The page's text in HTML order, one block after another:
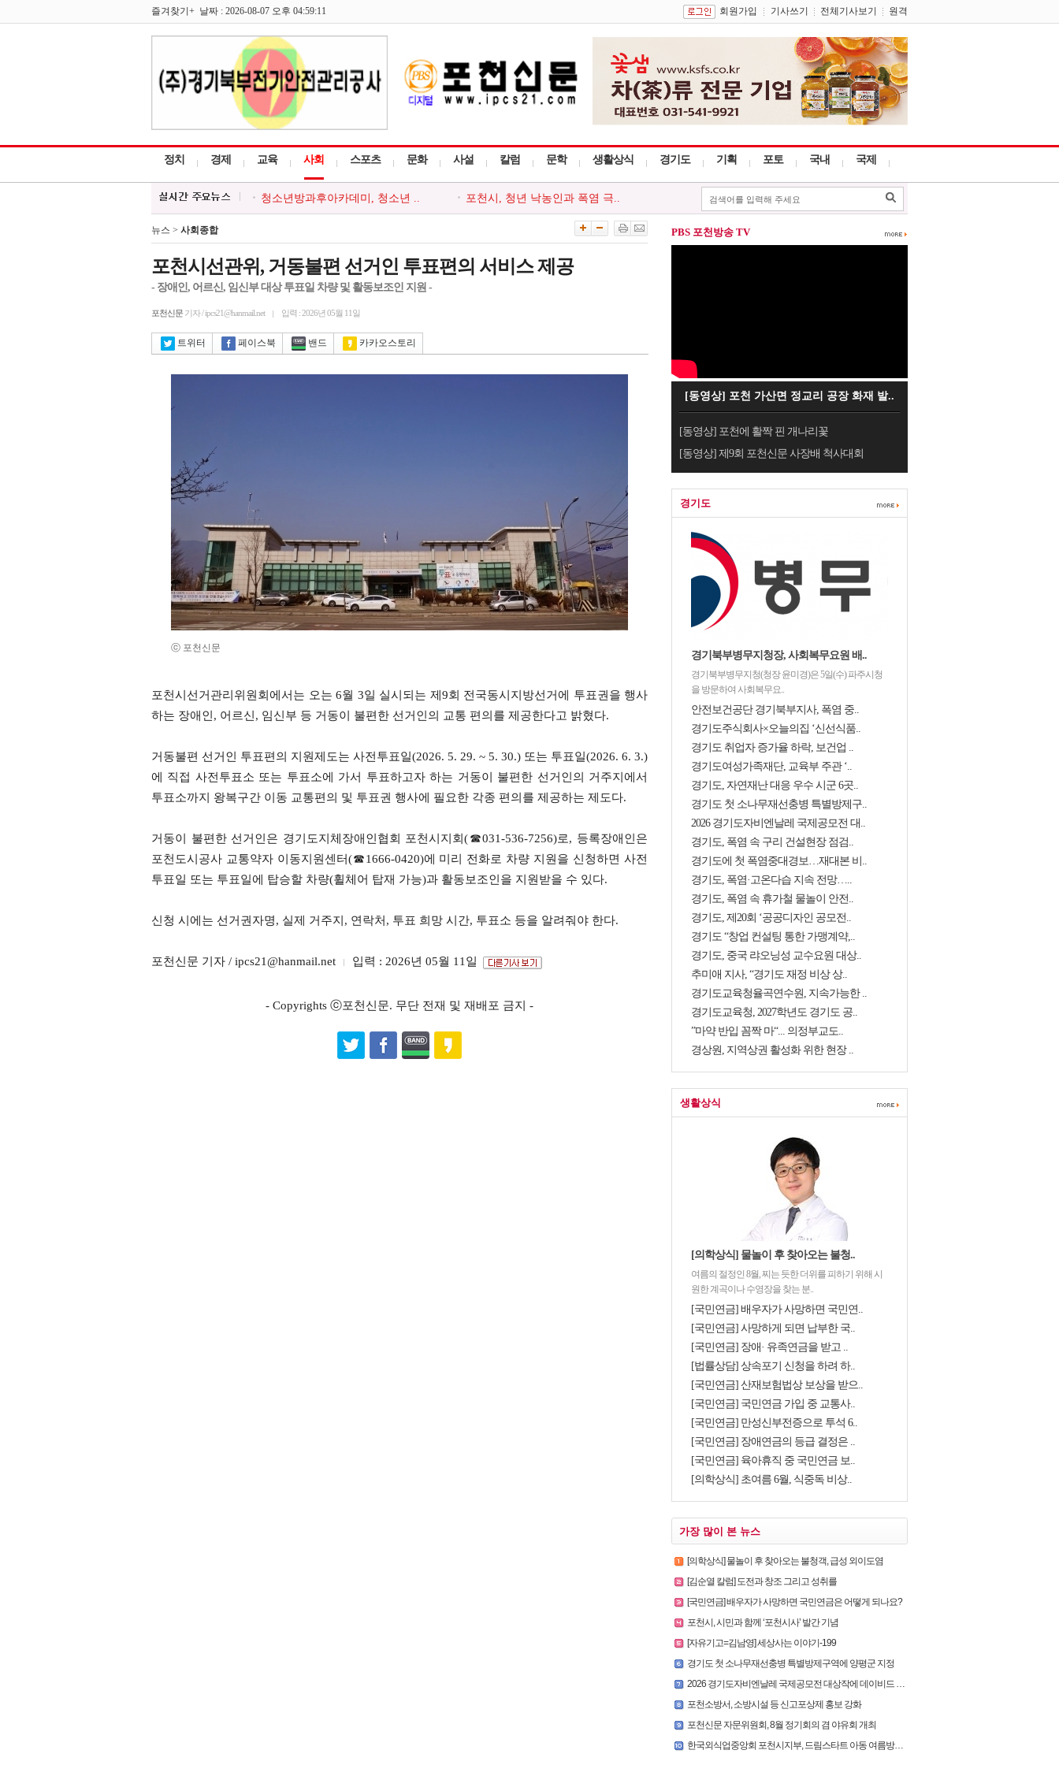
즐겨찾기+ 날짜 : 2026-08-07 오후 04:59:11 회원가입 기사쓰기 전체기사보기 원격
정치 경제 교육 사회 스포츠 문화 사설 칼럼 문학 생활상식 경기도 기획 포토 국내 국제
청소년방과후아카데미, 청소년 ..
포천시, 청년 낙농인과 폭염 극..
한국외식업중앙회 포천시지부, ..
포천동 유관 단체, 지역 주민 위..
포천시종합사회복지관, 지역주민..
포천시, 경기청년 사다리 프로그..
포천시, 세대와 직급 잇는 청렴..
대한적십자 영북봉사회, 포천시 ..
‘아름드리’, 안전부터 나눔까..
뉴스 > 사회종합
포천시선관위, 거동불편 선거인 투표편의 서비스 제공
- 장애인, 어르신, 임신부 대상 투표일 차량 및 활동보조인 지원 -
포천신문 기자 / ipcs21@hanmail.net 입력 : 2026년 05월 11일
트위터 페이스북 밴드 카카오스토리
ⓒ 포천신문
포천시선거관리위원회에서는 오는 6월 3일 실시되는 제9회 전국동시지방선거에 투표권을 행사
하는 장애인, 어르신, 임신부 등 거동이 불편한 선거인의 교통 편의를 제공한다고 밝혔다.
거동불편 선거인 투표편의 지원제도는 사전투표일(2026. 5. 29. ~ 5. 30.) 또는 투표일(2026. 6. 3.)
에 직접 사전투표소 또는 투표소에 가서 투표하고자 하는 거동이 불편한 선거인의 거주지에서
투표소까지 왕복구간 이동 교통편의 및 투표권 행사에 필요한 각종 편의를 제공하는 제도다.
거동이 불편한 선거인은 경기도지체장애인협회 포천시지회(☎031-536-7256)로, 등록장애인은
포천도시공사 교통약자 이동지원센터(☎1666-0420)에 미리 전화로 차량 지원을 신청하면 사전
투표일 또는 투표일에 탑승할 차량(휠체어 탑재 가능)과 활동보조인을 지원받을 수 있다.
신청 시에는 선거권자명, 실제 거주지, 연락처, 투표 희망 시간, 투표소 등을 알려줘야 한다.
포천신문 기자 / ipcs21@hanmail.net 입력 : 2026년 05월 11일
- Copyrights ⓒ포천신문. 무단 전재 및 재배포 금지 -
PBS 포천방송 TV
[동영상] 포천 가산면 정교리 공장 화재 발..
[동영상] 포천에 활짝 핀 개나리꽃
[동영상] 제9회 포천신문 사장배 척사대회
경기도
경기북부병무지청장, 사회복무요원 배..
경기북부병무지청(청장 윤미경)은 5일(수) 파주시청
을 방문하여 사회복무요..
안전보건공단 경기북부지사, 폭염 중..
경기도주식회사×오늘의집 ‘신선식품..
경기도 취업자 증가율 하락, 보건업 ..
경기도여성가족재단, 교육부 주관 ‘..
경기도, 자연재난 대응 우수 시군 6곳..
경기도 첫 소나무재선충병 특별방제구..
2026 경기도자비엔날레 국제공모전 대..
경기도, 폭염 속 구리 건설현장 점검..
경기도에 첫 폭염중대경보…재대본 비..
경기도, 폭염·고온다습 지속 전망…..
경기도, 폭염 속 휴가철 물놀이 안전..
경기도, 제20회 ‘공공디자인 공모전..
경기도 “창업 컨설팅 통한 가맹계약,..
경기도, 중국 랴오닝성 교수요원 대상..
추미애 지사, “경기도 재정 비상 상..
경기도교육청율곡연수원, 지속가능한 ..
경기도교육청, 2027학년도 경기도 공..
”마약 반입 꼼짝 마“... 의정부교도..
경상원, 지역상권 활성화 위한 현장 ..
생활상식
[의학상식] 물놀이 후 찾아오는 불청..
여름의 절정인 8월, 찌는 듯한 더위를 피하기 위해 시
원한 계곡이나 수영장을 찾는 분..
[국민연금] 배우자가 사망하면 국민연..
[국민연금] 사망하게 되면 납부한 국..
[국민연금] 장애· 유족연금을 받고 ..
[법률상담] 상속포기 신청을 하려 하..
[국민연금] 산재보험법상 보상을 받으..
[국민연금] 국민연금 가입 중 교통사..
[국민연금] 만성신부전증으로 투석 6..
[국민연금] 장애연금의 등급 결정은 ..
[국민연금] 육아휴직 중 국민연금 보..
[의학상식] 초여름 6월, 식중독 비상..
가장 많이 본 뉴스
[의학상식] 물놀이 후 찾아오는 불청객, 급성 외이도염
[김순열 칼럼] 도전과 창조 그리고 성취를
[국민연금] 배우자가 사망하면 국민연금은 어떻게 되나요?
포천시, 시민과 함께 ‘포천시사’ 발간 기념
[자유기고=김남영] 세상사는 이야기-199
경기도 첫 소나무재선충병 특별방제구역에 양평군 지정
2026 경기도자비엔날레 국제공모전 대상작에 데이비드 라우어의 ‘펀치카드 하우스’ 선정
포천소방서, 소방시설 등 신고포상제 홍보 강화
포천신문 자문위원회, 8월 정기회의 겸 야유회 개최
한국외식업중앙회 포천시지부, 드림스타트 아동 여름방학 후원물품 전달